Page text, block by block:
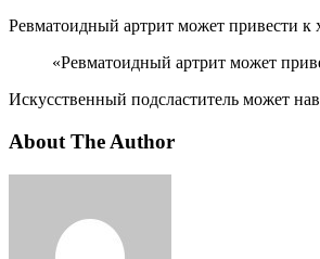
Ревматоидный артрит может привести к
«Ревматоидный артрит может
Искусственный подсластитель может
About The Author